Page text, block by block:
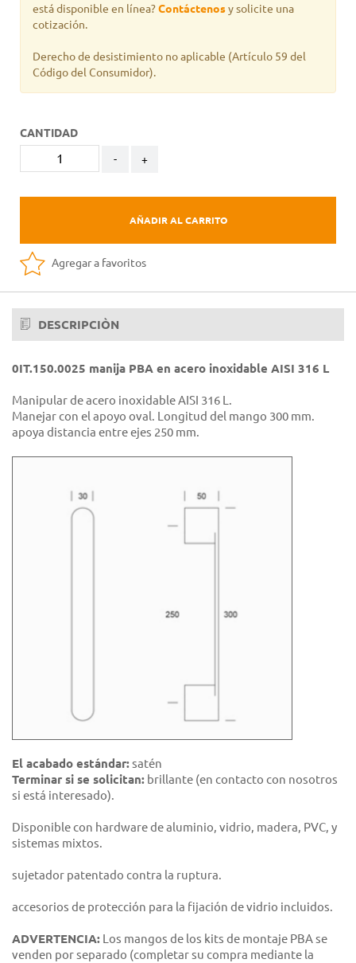
está disponible en línea?Contáctenosy solicite una
cotización.
Derecho de desistimiento no aplicable (Artículo 59 del
Código del Consumidor).
CANTIDAD
- +
AÑADIR AL CARRITO
Agregar a favoritos
DESCRIPCIÒN
0IT.150.0025 manija PBA en acero inoxidable AISI 316 L
Manipular de acero inoxidable AISI 316 L.
Manejar con el apoyo oval. Longitud del mango 300 mm.
apoya distancia entre ejes 250 mm.
El acabado estándar:satén
Terminar si se solicitan: brillante (en contacto con nosotros
si está interesado).
Disponible con hardware de aluminio, vidrio, madera, PVC, y
sistemas mixtos.
sujetador patentado contra la ruptura.
accesorios de protección para la fijación de vidrio incluidos.
ADVERTENCIA: Los mangos de los kits de montaje PBA se
venden por separado (completar su compra mediante la